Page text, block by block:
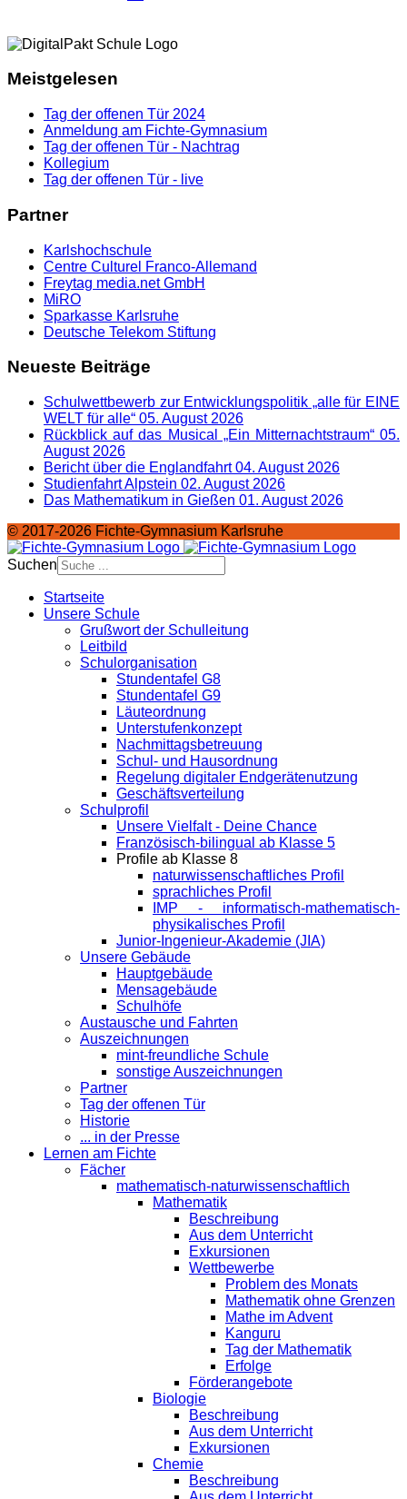
Meistgelesen
Tag der offenen Tür 2024
Anmeldung am Fichte-Gymnasium
Tag der offenen Tür - Nachtrag
Kollegium
Tag der offenen Tür - live
Partner
Karlshochschule
Centre Culturel Franco-Allemand
Freytag media.net GmbH
MiRO
Sparkasse Karlsruhe
Deutsche Telekom Stiftung
Neueste Beiträge
Schulwettbewerb zur Entwicklungspolitik „alle für EINE
WELT für alle“ 05. August 2026
Rückblick auf das Musical „Ein Mitternachtstraum“ 05.
August 2026
Bericht über die Englandfahrt04. August 2026
Studienfahrt Alpstein 02. August 2026
Das Mathematikum in Gießen 01. August 2026
© 2017-2026 Fichte-Gymnasium Karlsruhe
Suchen
Startseite
Unsere Schule
Grußwort der Schulleitung
Leitbild
Schulorganisation
Stundentafel G8
Stundentafel G9
Läuteordnung
Unterstufenkonzept
Nachmittagsbetreuung
Schul- und Hausordnung
Regelung digitaler Endgeräte­nutzung
Geschäftsverteilung
Schulprofil
Unsere Vielfalt - Deine Chance
Französisch-bilingual ab Klasse 5
Profile ab Klasse 8
naturwissenschaftliches Profil
sprachliches Profil
IMP - informatisch-mathematisch-
physikalisches Profil
Junior-Ingenieur-Akademie (JIA)
Unsere Gebäude
Hauptgebäude
Mensagebäude
Schulhöfe
Austausche und Fahrten
Auszeichnungen
mint-freundliche Schule
sonstige Auszeichnungen
Partner
Tag der offenen Tür
Historie
... in der Presse
Lernen am Fichte
Fächer
mathematisch-naturwissenschaftlich
Mathematik
Beschreibung
Aus dem Unterricht
Exkursionen
Wettbewerbe
Problem des Monats
Mathematik ohne Grenzen
Mathe im Advent
Kanguru
Tag der Mathematik
Erfolge
Förderangebote
Biologie
Beschreibung
Aus dem Unterricht
Exkursionen
Chemie
Beschreibung